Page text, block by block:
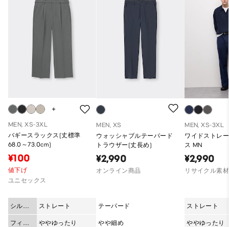
MEN, XS-3XL
バギースラックス(丈標準
68.0～73.0cm)
¥100
値下げ
ユニセックス
シルエ
ット
ストレート
フィッ
ややゆったり
MEN, XS
ウォッシャブルテーパード
トラウザー(丈長め)
¥2,990
オンライン商品
テーパード
やや細め
MEN, XS-3XL
ワイドストレ
ス MN
¥2,990
リサイクル素材
ストレート
ややゆったり